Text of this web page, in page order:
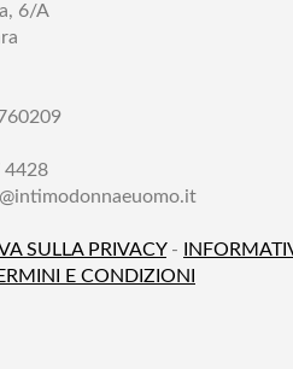
6/A
4428
SULLA PRIVACY-
E CONDIZIONI